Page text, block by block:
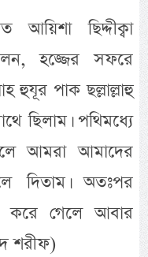
ছিদ্দীক্বা
হজ্জের সফরে
হুযূর পাক ছল্লাল্লাহু
ছিলাম। পথিমধ্যে
আমরা আমাদের
দিতাম। অতঃপর
করে গেলে আবার
শরীফ)